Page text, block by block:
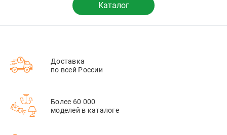
Каталог
Доставка
по всей России
Более 60 000
моделей в каталоге